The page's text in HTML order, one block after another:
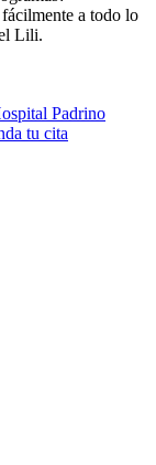
a todo lo
Lili.
Padrino
tu cita